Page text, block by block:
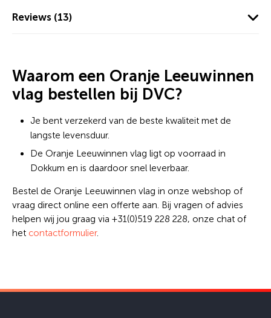
Reviews (13)
Waarom een Oranje Leeuwinnen
vlag bestellen bij DVC?
Je bent verzekerd van de beste kwaliteit met de
langste levensduur.
De Oranje Leeuwinnen vlag ligt op voorraad in
Dokkum en is daardoor snel leverbaar.
Bestel de Oranje Leeuwinnen vlag in onze webshop of
vraag direct online een offerte aan. Bij vragen of advies
helpen wij jou graag via +31(0)519 228 228, onze chat of
het contactformulier.